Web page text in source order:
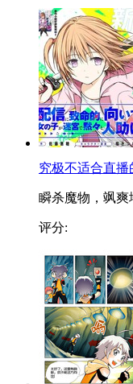
究极不适合直
瞬杀魔物，飒
评分: